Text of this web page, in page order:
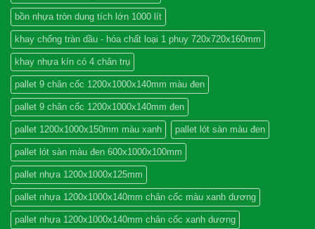
bồn nhựa tròn dung tích lớn 1000 lít
khay chống tràn dầu - hóa chất loại 1 phuy 720x720x160mm
khay nhựa kín có 4 chân trụ
pallet 9 chân cốc 1200x1000x140mm màu đen
pallet 9 chân cốc 1200x1000x140mm đen
pallet 1200x1000x150mm màu xanh pallet lót sàn màu đen
pallet lót sàn màu đen 600x1000x100mm
pallet nhựa 1200x1000x125mm
pallet nhựa 1200x1000x140mm chân cốc màu xanh dương
pallet nhựa 1200x1000x140mm chân cốc xanh dương